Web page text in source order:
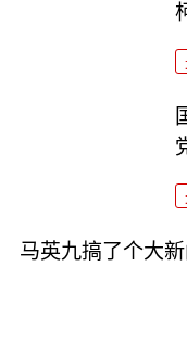
马英九搞了个大